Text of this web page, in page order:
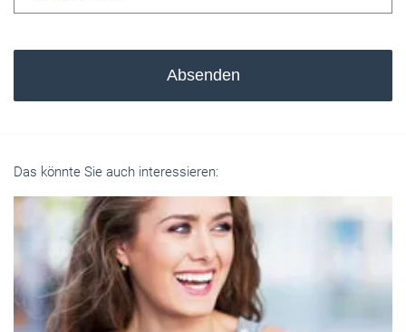
Absenden
Das könnte Sie auch interessieren: